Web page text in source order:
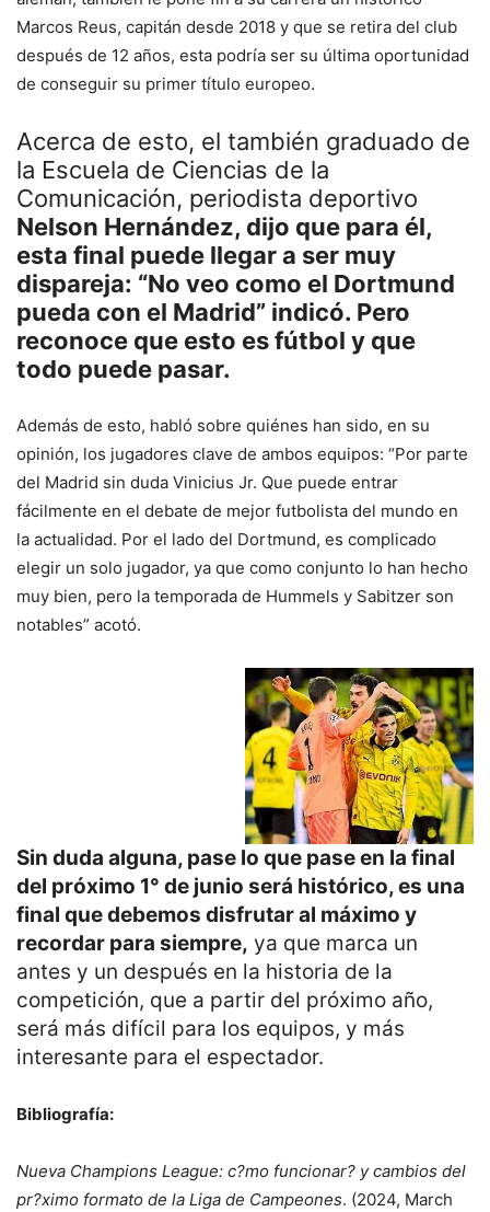
Marcos Reus, capitán desde 2018 y que se retira del club
después de 12 años, esta podría ser su última oportunidad
de conseguir su primer título europeo.
Acerca de esto, el también graduado de
la Escuela de Ciencias de la
Comunicación, periodista deportivo
Nelson Hernández, dijo que para él,
esta final puede llegar a ser muy
dispareja: “No veo como el Dortmund
pueda con el Madrid” indicó. Pero
reconoce que esto es fútbol y que
todo puede pasar.
Además de esto, habló sobre quiénes han sido, en su
opinión, los jugadores clave de ambos equipos: “Por parte
del Madrid sin duda Vinicius Jr. Que puede entrar
fácilmente en el debate de mejor futbolista del mundo en
la actualidad. Por el lado del Dortmund, es complicado
elegir un solo jugador, ya que como conjunto lo han hecho
muy bien, pero la temporada de Hummels y Sabitzer son
notables” acotó.
Sin duda alguna, pase lo que pase en la final
del próximo 1° de junio será histórico, es una
final que debemos disfrutar al máximo y
recordar para siempre, ya que marca un
antes y un después en la historia de la
competición, que a partir del próximo año,
será más difícil para los equipos, y más
interesante para el espectador.
Bibliografía:
Nueva Champions League: c?mo funcionar? y cambios del
pr?ximo formato de la Liga de Campeones. (2024, March